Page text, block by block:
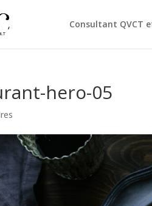
Consultant QVCT
hero-05